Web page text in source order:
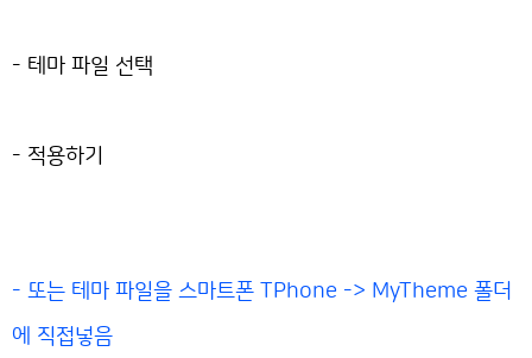
- 테마 파일 선택
- 적용하기
- 또는 테마 파일을 스마트폰 TPhone -> MyTheme 폴더
에 직접넣음